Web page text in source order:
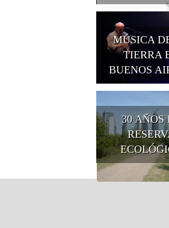
MÚSICA
TIERRA
BUENOS
30 AÑOS